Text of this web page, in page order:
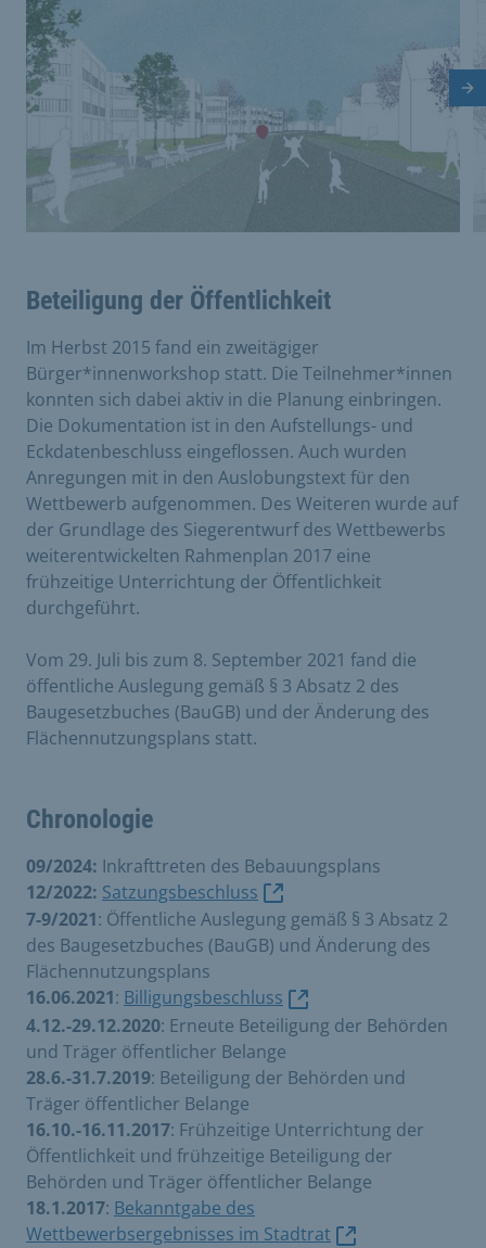
Beteiligung der Öffentlichkeit
Im Herbst 2015 fand ein zweitägiger
Bürger*innenworkshop statt. Die Teilnehmer*innen
konnten sich dabei aktiv in die Planung einbringen.
Die Dokumentation ist in den Aufstellungs- und
Eckdatenbeschluss eingeflossen. Auch wurden
Anregungen mit in den Auslobungstext für den
Wettbewerb aufgenommen. Des Weiteren wurde auf
der Grundlage des Siegerentwurf des Wettbewerbs
weiterentwickelten Rahmenplan 2017 eine
frühzeitige Unterrichtung der Öffentlichkeit
durchgeführt.
Vom 29. Juli bis zum 8. September 2021 fand die
öffentliche Auslegung gemäß § 3 Absatz 2 des
Baugesetzbuches (BauGB) und der Änderung des
Flächennutzungsplans statt.
Chronologie
09/2024: Inkrafttreten des Bebauungsplans
12/2022: Satzungsbeschluss
7-9/2021: Öffentliche Auslegung gemäß § 3 Absatz 2
des Baugesetzbuches (BauGB) und Änderung des
Flächennutzungsplans
16.06.2021: Billigungsbeschluss
4.12.-29.12.2020: Erneute Beteiligung der Behörden
und Träger öffentlicher Belange
28.6.-31.7.2019: Beteiligung der Behörden und
Träger öffentlicher Belange
16.10.-16.11.2017: Frühzeitige Unterrichtung der
Öffentlichkeit und frühzeitige Beteiligung der
Behörden und Träger öffentlicher Belange
18.1.2017: Bekanntgabe des
Wettbewerbsergebnisses im Stadtrat